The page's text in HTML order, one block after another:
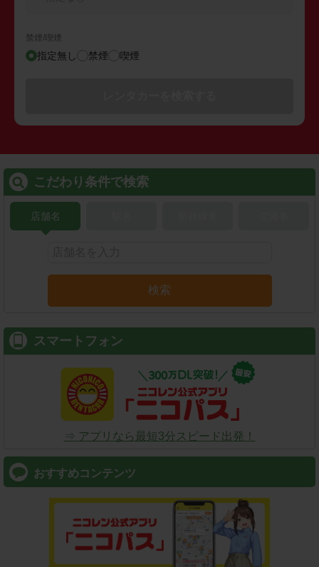
禁煙/喫煙
指定無し 禁煙 喫煙
こだわり条件で検索
店舗名
検索
スマートフォン
⇒ アプリなら最短3分スピード出発！
おすすめコンテンツ